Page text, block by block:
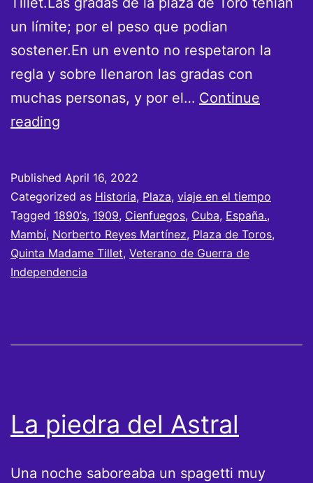
un límite; por el peso que podian
sostener.En un evento no respetaron la
regla y sobre llenaron las gradas con
muchas personas, y por el… Continue
reading
de
Toros
de
Cienfuegos
Published April 16, 2022
Categorized as Historia, Plaza, viaje en el tiempo
Tagged 1890’s, 1909, Cienfuegos, Cuba, España.,
Mambí, Norberto Reyes Martínez, Plaza de Toros,
Quinta Madame Tillet, Veterano de Guerra de
Independencia
La piedra del Astral
Una noche saboreaba un spagetti muy